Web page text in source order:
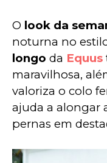
O look da
noturna no
longo da Equus
maravilhosa,
valoriza o colo
ajuda a alongar
pernas em